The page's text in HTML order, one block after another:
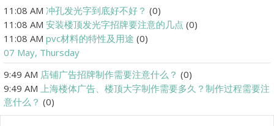
11:08 AM 冲孔发光字到底好不好？ (0)
11:08 AM 安装楼顶发光字招牌要注意的几点 (0)
11:08 AM pvc材料的特性及用途 (0)
07 May, Thursday
9:49 AM 店铺广告招牌制作需要注意什么？ (0)
9:49 AM 上海楼体广告、楼顶大字制作需要多久？制作过程需要注
意什么？ (0)